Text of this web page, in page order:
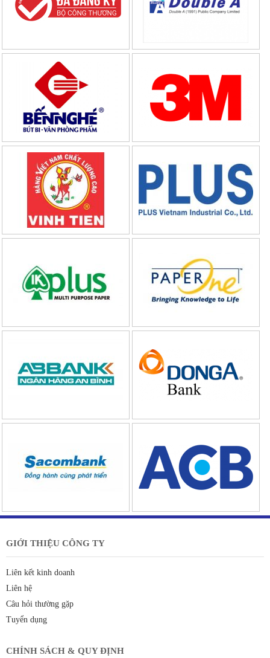
GIỚI THIỆU CÔNG TY
Liên kết kinh doanh
Liên hệ
Câu hỏi thường gặp
Tuyển dụng
CHÍNH SÁCH & QUY ĐỊNH